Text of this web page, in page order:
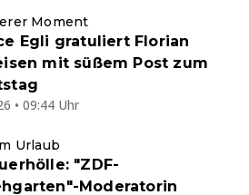
Moment
Egli gratuliert Florian
mit süßem Post zum
• 09:44 Uhr
Urlaub
"ZDF-
Moderatorin